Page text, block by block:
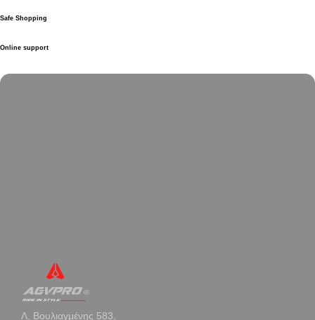
Safe Shopping
Online support
Λ. Βουλιαγμένης 583,